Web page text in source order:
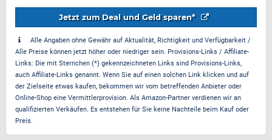
Jetzt zum Deal und Geld sparen*
Alle Angaben ohne Gewähr auf Aktualität, Richtigkeit und Verfügbarkeit /
Alle Preise können jetzt höher oder niedriger sein. Provisions-Links / Affiliate-
Links: Die mit Sternchen (*) gekennzeichneten Links sind Provisions-Links,
auch Affiliate-Links genannt. Wenn Sie auf einen solchen Link klicken und auf
der Zielseite etwas kaufen, bekommen wir vom betreffenden Anbieter oder
Online-Shop eine Vermittlerprovision. Als Amazon-Partner verdienen wir an
qualifizierten Verkäufen. Es entstehen für Sie keine Nachteile beim Kauf oder
Preis.